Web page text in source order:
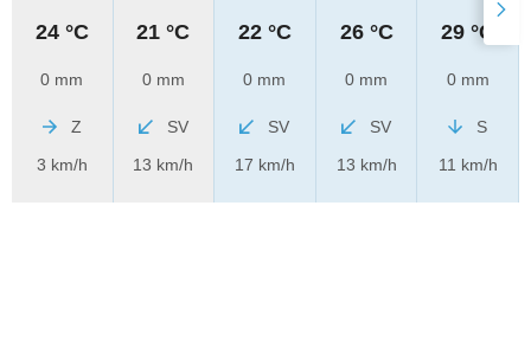
24 °C
0 mm
Z
3 km/h
21 °C
0 mm
SV
13 km/h
22 °C
0 mm
SV
17 km/h
26 °C
0 mm
SV
13 km/h
29 °C
0 mm
S
11 km/h